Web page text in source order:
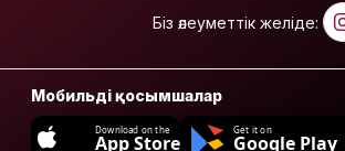
Біз әлеуметтік желіде:
Мобильді қосымшалар
Download on the
App Store
Get it on
Google Play